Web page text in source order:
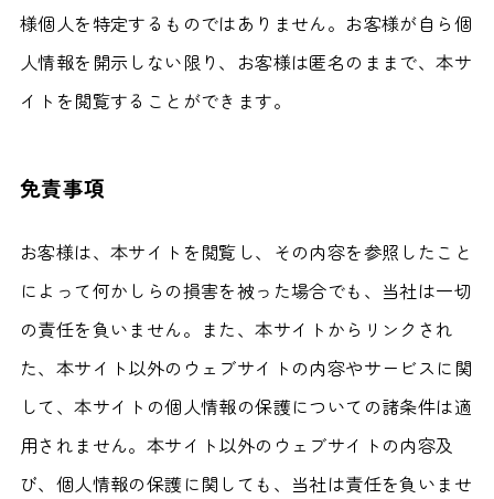
様個人を特定するものではありません。お客様が自ら個
人情報を開示しない限り、お客様は匿名のままで、本サ
イトを閲覧することができます。
免責事項
お客様は、本サイトを閲覧し、その内容を参照したこと
によって何かしらの損害を被った場合でも、当社は一切
の責任を負いません。また、本サイトからリンクされ
た、本サイト以外のウェブサイトの内容やサービスに関
して、本サイトの個人情報の保護についての諸条件は適
用されません。本サイト以外のウェブサイトの内容及
び、個人情報の保護に関しても、当社は責任を負いませ